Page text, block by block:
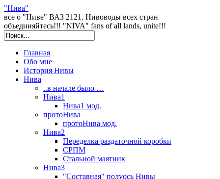
"Нива"
все о "Ниве" ВАЗ 2121. Нивоводы всех стран
объединяйтесь!!! "NIVA" fans of all lands, unite!!!
Главная
Обо мне
История Нивы
Нива
..в начале было …
Нива1
Нива1 мод.
протоНива
протоНива мод.
Нива2
Переделка раздаточной коробки
СРПМ
Стальной маятник
Нива3
"Составная" полуось Нивы